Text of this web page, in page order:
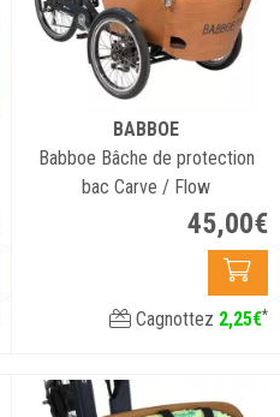
BABBOE
Babboe Bâche de protection
bac Carve / Flow
45,00€
Cagnottez 2,25€*